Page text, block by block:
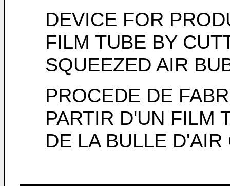
DEVICE FOR
FILM TUBE BY
SQUEEZED AIR
PROCEDE DE
PARTIR D'UN FILM
DE LA BULLE